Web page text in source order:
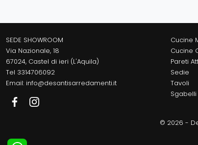
SEDE SHOWROOM
Via Nazionale, 18
67024, Castel di ieri (L'Aquila)
Tel 3314706092
Email: info@desantisarredamenti.it
Cucine
Cucine
Pareti
Sedie
Tavoli
Sgabelli
© 2026 -